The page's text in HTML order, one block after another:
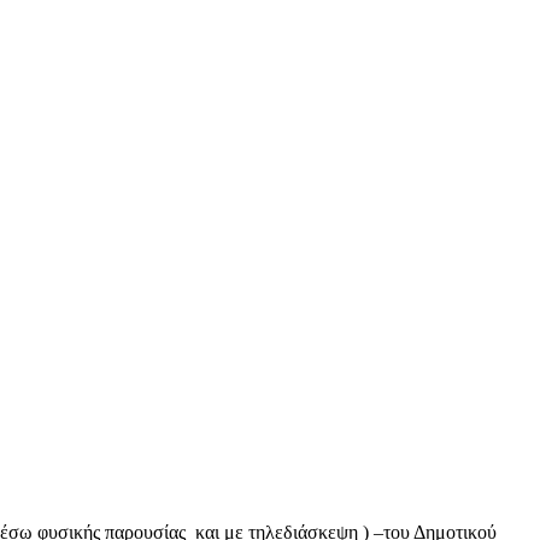
παρουσίας και με τηλεδιάσκεψη ) –του Δημοτικού